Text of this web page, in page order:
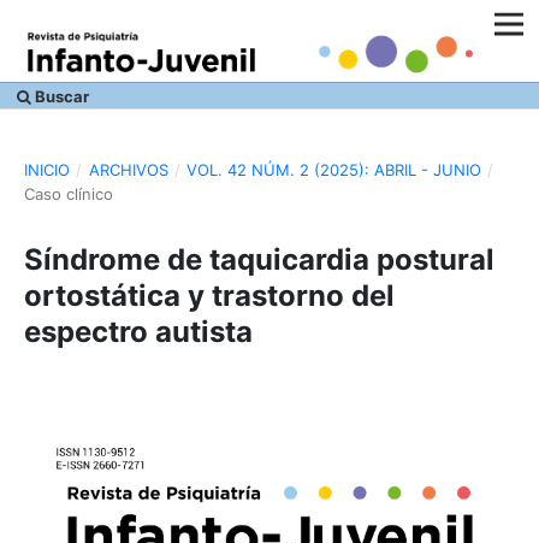
Buscar
INICIO / ARCHIVOS / VOL. 42 NÚM. 2 (2025): ABRIL - JUNIO /
Caso clínico
Síndrome de taquicardia postural
ortostática y trastorno del
espectro autista